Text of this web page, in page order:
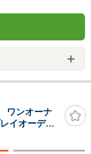
ンオーナ
イオーディ